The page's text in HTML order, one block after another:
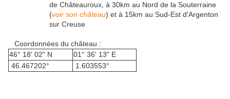
de Châteauroux, à 30km au Nord de la Souterraine
(voir son château) et à 15km au Sud-Est d'Argenton
sur Creuse
Coordonnées du château :
46° 18' 02" N
01° 36' 13" E
46.467202°
1.603553°